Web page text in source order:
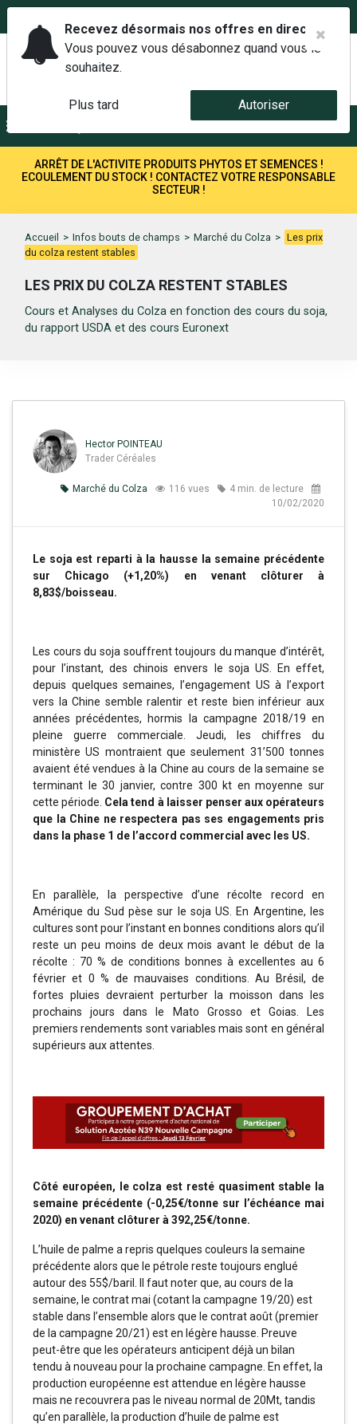
ARRÊT DE L'ACTIVITE PRODUITS PHYTOS ET SEMENCES !
ECOULEMENT DU STOCK ! CONTACTEZ VOTRE RESPONSABLE
SECTEUR !
Accueil > Infos bouts de champs > Marché du Colza > Les prix
du colza restent stables
LES PRIX DU COLZA RESTENT STABLES
Cours et Analyses du Colza en fonction des cours du soja,
du rapport USDA et des cours Euronext
Hector POINTEAU
Trader Céréales
Marché du Colza 116 vues
4 min. de lecture
10/02/2020
Le soja est reparti à la hausse la semaine précédente
sur Chicago (+1,20%) en venant clôturer à
8,83$/boisseau.
Les cours du soja souffrent toujours du manque d’intérêt,
pour l’instant, des chinois envers le soja US. En effet,
depuis quelques semaines, l’engagement US à l’export
vers la Chine semble ralentir et reste bien inférieur aux
années précédentes, hormis la campagne 2018/19 en
pleine guerre commerciale. Jeudi, les chiffres du
ministère US montraient que seulement 31’500 tonnes
avaient été vendues à la Chine au cours de la semaine se
terminant le 30 janvier, contre 300 kt en moyenne sur
cette période. Cela tend à laisser penser aux opérateurs
que la Chine ne respectera pas ses engagements pris
dans la phase 1 de l’accord commercial avec les US.
En parallèle, la perspective d’une récolte record en
Amérique du Sud pèse sur le soja US. En Argentine, les
cultures sont pour l’instant en bonnes conditions alors qu’il
reste un peu moins de deux mois avant le début de la
récolte : 70 % de conditions bonnes à excellentes au 6
février et 0 % de mauvaises conditions. Au Brésil, de
fortes pluies devraient perturber la moisson dans les
prochains jours dans le Mato Grosso et Goias. Les
premiers rendements sont variables mais sont en général
supérieurs aux attentes.
Côté européen, le colza est resté quasiment stable la
semaine précédente (-0,25€/tonne sur l’échéance mai
2020) en venant clôturer à 392,25€/tonne.
L’huile de palme a repris quelques couleurs la semaine
précédente alors que le pétrole reste toujours englué
autour des 55$/baril. Il faut noter que, au cours de la
semaine, le contrat mai (cotant la campagne 19/20) est
stable dans l’ensemble alors que le contrat août (premier
de la campagne 20/21) est en légère hausse. Preuve
peut-être que les opérateurs anticipent déjà un bilan
tendu à nouveau pour la prochaine campagne. En effet, la
production européenne est attendue en légère hausse
mais ne recouvrera pas le niveau normal de 20Mt, tandis
qu’en parallèle, la production d’huile de palme est
Recevez désormais nos offres en direct.
Vous pouvez vous désabonnez quand vous le
souhaitez.
Plus tard Autoriser